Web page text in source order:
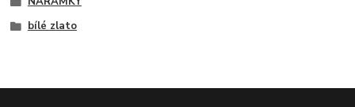
bílé zlato